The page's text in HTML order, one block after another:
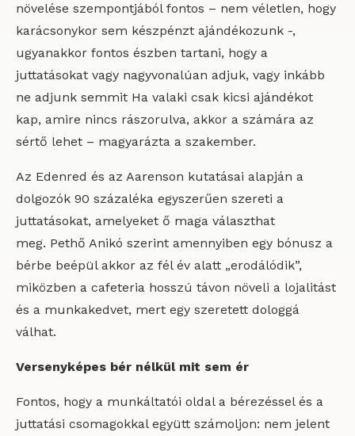
növelése szempontjából fontos – nem véletlen, hogy
karácsonykor sem készpénzt ajándékozunk -,
ugyanakkor fontos észben tartani, hogy a
juttatásokat vagy nagyvonalúan adjuk, vagy inkább
ne adjunk semmit Ha valaki csak kicsi ajándékot
kap, amire nincs rászorulva, akkor a számára az
sértő lehet – magyarázta a szakember.
Az Edenred és az Aarenson kutatásai alapján a
dolgozók 90 százaléka egyszerűen szereti a
juttatásokat, amelyeket ő maga választhat
meg. Pethő Anikó szerint amennyiben egy bónusz a
bérbe beépül akkor az fél év alatt „erodálódik”,
miközben a cafeteria hosszú távon növeli a lojalitást
és a munkakedvet, mert egy szeretett dologgá
válhat.
Versenyképes bér nélkül mit sem ér
Fontos, hogy a munkáltatói oldal a bérezéssel és a
juttatási csomagokkal együtt számoljon: nem jelent